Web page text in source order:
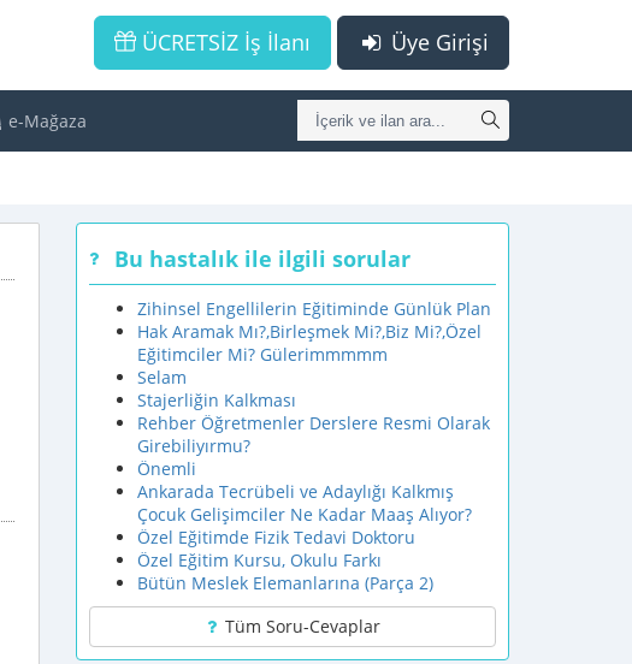
Üye Girişi
ÜCRETSİZ İş İlanı
e-Mağaza
Bu hastalık ile ilgili sorular
Zihinsel Engellilerin Eğitiminde Günlük Plan
Hak Aramak Mı?,Birleşmek Mi?,Biz Mi?,Özel
Eğitimciler Mi? Gülerimmmmm
Selam
Stajerliğin Kalkması
Rehber Öğretmenler Derslere Resmi Olarak
Girebiliyırmu?
Önemli
Ankarada Tecrübeli ve Adaylığı Kalkmış
Çocuk Gelişimciler Ne Kadar Maaş Alıyor?
Özel Eğitimde Fizik Tedavi Doktoru
Özel Eğitim Kursu, Okulu Farkı
Bütün Meslek Elemanlarına (Parça 2)
Tüm Soru-Cevaplar